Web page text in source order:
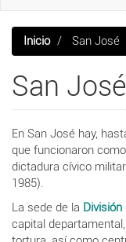
Inicio San José
San José
En San José hay,
que funcionaron
dictadura cívico
1985).
La sede de la División
capital